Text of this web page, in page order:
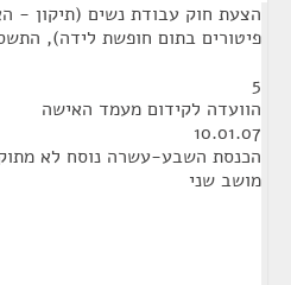
הצעת חוק עבודת נשים (תיקון -
פיטורים בתום חופשת לידה), התשס"ו-
5
הוועדה לקידום מעמד האישה
10.01.07
הכנסת השבע-עשרה נוסח לא
מושב שני